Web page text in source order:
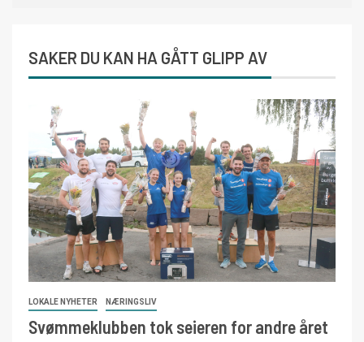
SAKER DU KAN HA GÅTT GLIPP AV
LOKALE NYHETER NÆRINGSLIV
Svømmeklubben tok seieren for andre året